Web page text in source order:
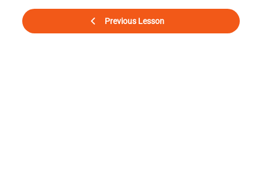
Previous Lesson